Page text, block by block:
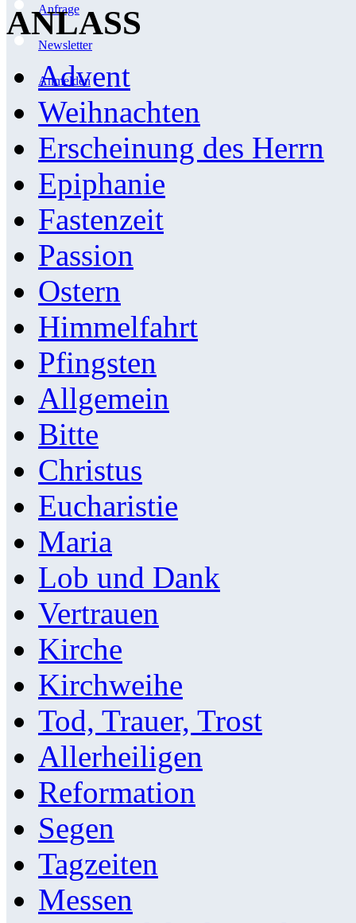
Anfrage
Newsletter
Anmelden
ANLASS
Advent
Weihnachten
Erscheinung des Herrn
Epiphanie
Fastenzeit
Passion
Ostern
Himmelfahrt
Pfingsten
Allgemein
Bitte
Christus
Eucharistie
Maria
Lob und Dank
Vertrauen
Kirche
Kirchweihe
Tod, Trauer, Trost
Allerheiligen
Reformation
Segen
Tagzeiten
Messen